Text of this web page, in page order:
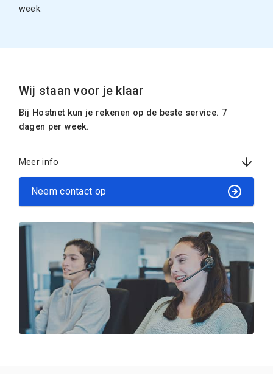
week.
Wij staan voor je klaar
Bij Hostnet kun je rekenen op de beste service. 7
dagen per week.
Meer info
Neem contact op